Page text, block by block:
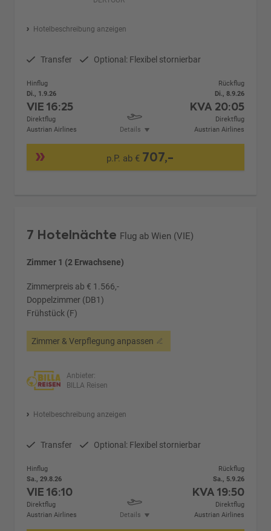
Hotelbeschreibung anzeigen
Transfer Optional: Flexibel stornierbar
Hinflug
Di., 1.9.26
VIE16:25
Direktflug
Austrian Airlines
Details
Rückflug
Di., 8.9.26
KVA 20:05
Direktflug
Austrian Airlines
p.P. ab € 707,-
7 Hotelnächte Flug ab Wien (VIE)
Zimmer 1 (2 Erwachsene)
Zimmerpreis ab € 1.566,-
Doppelzimmer (DB1)
Frühstück (F)
Zimmer & Verpflegung anpassen
Anbieter:
BILLA Reisen
Hotelbeschreibung anzeigen
Transfer Optional: Flexibel stornierbar
Hinflug
Sa., 29.8.26
VIE16:10
Direktflug
Austrian Airlines
Details
Rückflug
Sa., 5.9.26
KVA 19:50
Direktflug
Austrian Airlines